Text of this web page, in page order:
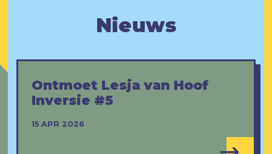
Nieuws
15 APR 2026
Ontmoet Lesja van Hoof
Inversie #5